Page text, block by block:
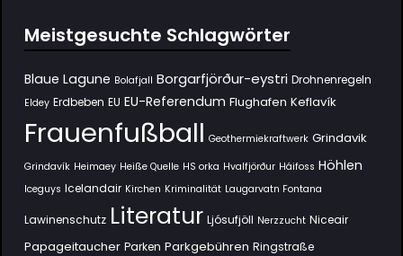
Meistgesuchte Schlagwörter
Blaue Lagune Bolafjall Borgarfjörður-eystri Drohnenregeln
Eldey Erdbeben EU EU-Referendum Flughafen Keflavík
Frauenfußball Geothermiekraftwerk Grindavik
Grindavík Heimaey Heiße Quelle HS orka Hvalfjörður Háifoss Höhlen
Iceguys Icelandair Kirchen Kriminalität Laugarvatn Fontana
Lawinenschutz Literatur Ljósufjöll Nerzzucht Niceair
Papageitaucher Parken Parkgebühren Ringstraße